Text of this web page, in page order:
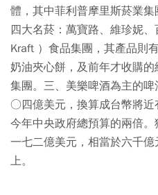
體，其中菲利普摩里斯菸業
四大名菸：萬寶路、維珍妮
Kraft ）食品集團，其產品則
奶油夾心餅，及前年才收購
集團。三、美樂啤酒為主的
○四億美元，換算成台幣將近
今年中央政府總預算的兩倍
一七二億美元，相當於六千
上。